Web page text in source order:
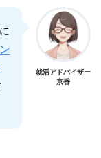
就活アドバイザー
京香